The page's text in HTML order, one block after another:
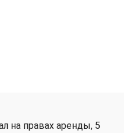
на правах аренды, 5